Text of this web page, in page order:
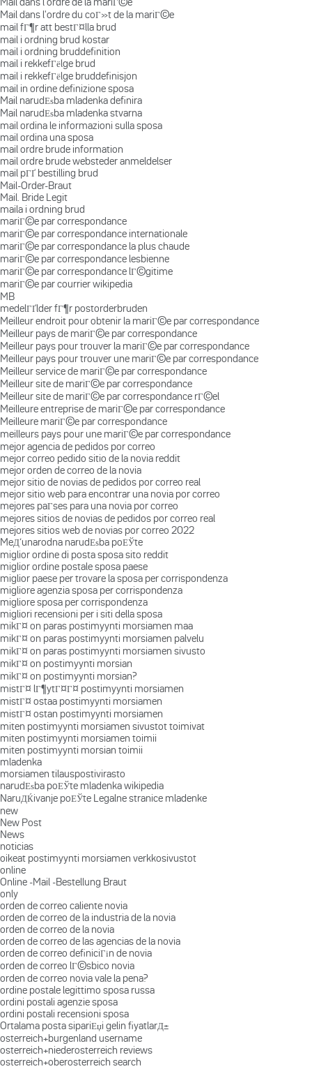
Mail dans l'ordre du coГ»t de la mariГ©e
mail fГ¶r att bestГ¤lla brud
mail i ordning brud kostar
mail i ordning bruddefinition
mail i rekkefГёlge brud
mail i rekkefГёlge bruddefinisjon
mail in ordine definizione sposa
Mail narudЕѕba mladenka definira
Mail narudЕѕba mladenka stvarna
mail ordina le informazioni sulla sposa
mail ordina una sposa
mail ordre brude information
mail ordre brude websteder anmeldelser
mail pГҐ bestilling brud
Mail-Order-Braut
Mail. Bride Legit
maila i ordning brud
mariГ©e par correspondance
mariГ©e par correspondance internationale
mariГ©e par correspondance la plus chaude
mariГ©e par correspondance lesbienne
mariГ©e par correspondance lГ©gitime
mariГ©e par courrier wikipedia
MB
medelГҐlder fГ¶r postorderbruden
Meilleur endroit pour obtenir la mariГ©e par correspondance
Meilleur pays de mariГ©e par correspondance
Meilleur pays pour trouver la mariГ©e par correspondance
Meilleur pays pour trouver une mariГ©e par correspondance
Meilleur service de mariГ©e par correspondance
Meilleur site de mariГ©e par correspondance
Meilleur site de mariГ©e par correspondance rГ©el
Meilleure entreprise de mariГ©e par correspondance
Meilleure mariГ©e par correspondance
meilleurs pays pour une mariГ©e par correspondance
mejor agencia de pedidos por correo
mejor correo pedido sitio de la novia reddit
mejor orden de correo de la novia
mejor sitio de novias de pedidos por correo real
mejor sitio web para encontrar una novia por correo
mejores paГ­ses para una novia por correo
mejores sitios de novias de pedidos por correo real
mejores sitios web de novias por correo 2022
MeД‘unarodna narudЕѕba poЕЎte
miglior ordine di posta sposa sito reddit
miglior ordine postale sposa paese
miglior paese per trovare la sposa per corrispondenza
migliore agenzia sposa per corrispondenza
migliore sposa per corrispondenza
migliori recensioni per i siti della sposa
mikГ¤ on paras postimyynti morsiamen maa
mikГ¤ on paras postimyynti morsiamen palvelu
mikГ¤ on paras postimyynti morsiamen sivusto
mikГ¤ on postimyynti morsian
mikГ¤ on postimyynti morsian?
mistГ¤ lГ¶ytГ¤Г¤ postimyynti morsiamen
mistГ¤ ostaa postimyynti morsiamen
mistГ¤ ostan postimyynti morsiamen
miten postimyynti morsiamen sivustot toimivat
miten postimyynti morsiamen toimii
miten postimyynti morsian toimii
mladenka
morsiamen tilauspostivirasto
narudЕѕba poЕЎte mladenka wikipedia
NaruДЌivanje poЕЎte Legalne stranice mladenke
new
New Post
News
noticias
oikeat postimyynti morsiamen verkkosivustot
online
Online -Mail -Bestellung Braut
only
orden de correo caliente novia
orden de correo de la industria de la novia
orden de correo de la novia
orden de correo de las agencias de la novia
orden de correo definiciГіn de novia
orden de correo lГ©sbico novia
orden de correo novia vale la pena?
ordine postale legittimo sposa russa
ordini postali agenzie sposa
ordini postali recensioni sposa
Ortalama posta sipariЕџi gelin fiyatlarД±
osterreich+burgenland username
osterreich+niederosterreich reviews
osterreich+oberosterreich search